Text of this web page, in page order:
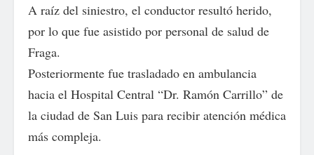
A raíz del siniestro, el conductor resultó herido,
por lo que fue asistido por personal de salud de
Fraga.
Posteriormente fue trasladado en ambulancia
hacia el Hospital Central “Dr. Ramón Carrillo” de
la ciudad de San Luis para recibir atención médica
más compleja.